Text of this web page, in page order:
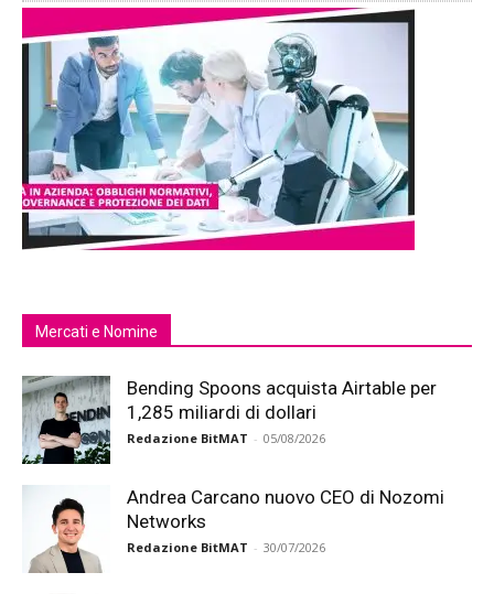
Mercati e Nomine
Bending Spoons acquista Airtable per
1,285 miliardi di dollari
Redazione BitMAT - 05/08/2026
Andrea Carcano nuovo CEO di Nozomi
Networks
Redazione BitMAT - 30/07/2026